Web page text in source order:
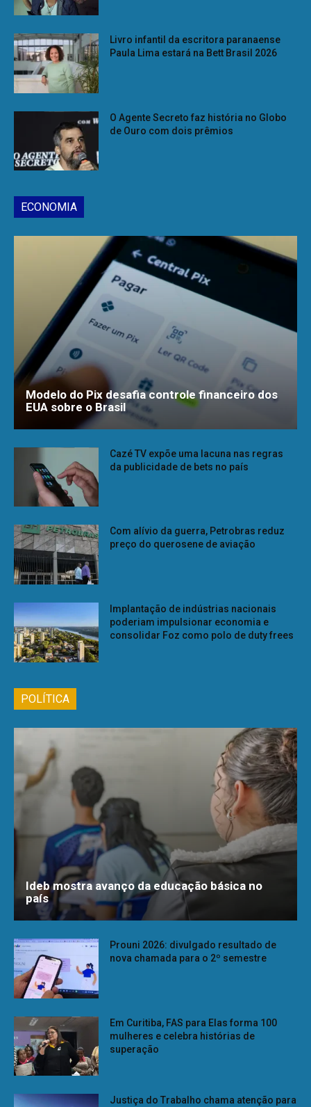
Livro infantil da escritora paranaense
Paula Lima estará na Bett Brasil 2026
O Agente Secreto faz história no Globo
de Ouro com dois prêmios
ECONOMIA
Modelo do Pix desafia controle financeiro dos
EUA sobre o Brasil
Cazé TV expõe uma lacuna nas regras
da publicidade de bets no país
Com alívio da guerra, Petrobras reduz
preço do querosene de aviação
Implantação de indústrias nacionais
poderiam impulsionar economia e
consolidar Foz como polo de duty frees
POLÍTICA
Ideb mostra avanço da educação básica no
país
Prouni 2026: divulgado resultado de
nova chamada para o 2º semestre
Em Curitiba, FAS para Elas forma 100
mulheres e celebra histórias de
superação
Justiça do Trabalho chama atenção para